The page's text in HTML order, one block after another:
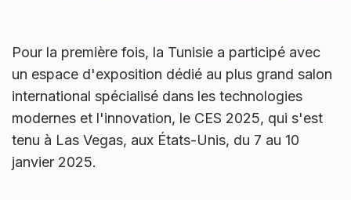
Pour la première fois, la Tunisie a participé avec
un espace d'exposition dédié au plus grand salon
international spécialisé dans les technologies
modernes et l'innovation, le CES 2025, qui s'est
tenu à Las Vegas, aux États-Unis, du 7 au 10
janvier 2025.